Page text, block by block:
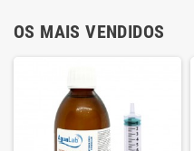
OS MAIS VENDIDOS